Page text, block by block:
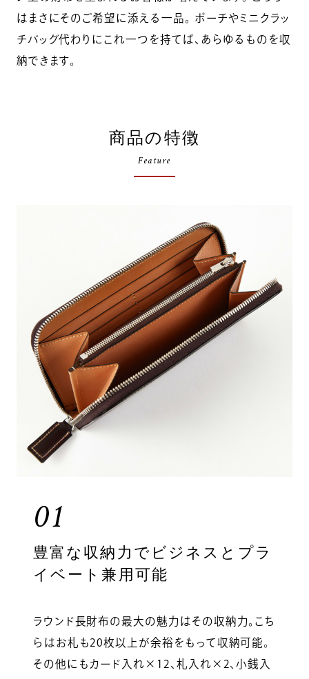
はまさにそのご希望に添える一品。 ポーチやミニクラッ
チバッグ代わりにこれ一つを持てば、あらゆるものを収
納できます。
商品の特徴
Feature
01
豊富な収納力でビジネスとプラ
イベート兼用可能
ラウンド長財布の最大の魅力はその収納力。こち
らはお札も20枚以上が余裕をもって収納可能。
その他にもカード入れ×12、札入れ×2、小銭入